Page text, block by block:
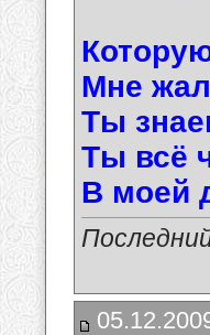
Мне
Ты
Ты всё
В моей